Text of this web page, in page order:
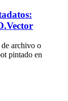
de archivo o
pintado en